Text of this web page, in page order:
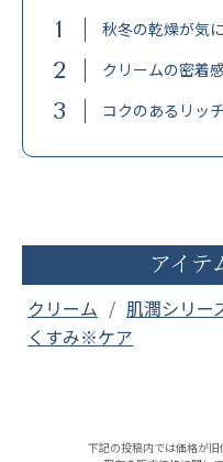
1 秋冬の乾燥が気
2 クリームの密着
3 コクのあるリッ
アイテ
クリーム 肌潤シリー
くすみ※ケア
下記の投稿内では価格が旧